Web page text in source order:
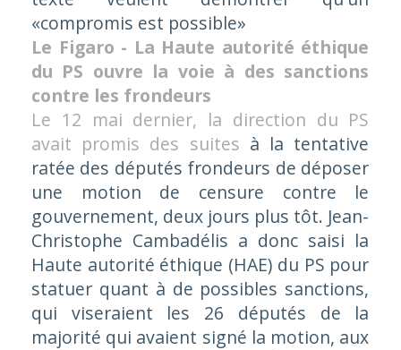
«compromis est possible»
Le Figaro - La Haute autorité éthique
du PS ouvre la voie à des sanctions
contre les frondeurs
Le 12 mai dernier, la direction du PS
avait promis des suites à la tentative
ratée des députés frondeurs de déposer
une motion de censure contre le
gouvernement, deux jours plus tôt. Jean-
Christophe Cambadélis a donc saisi la
Haute autorité éthique (HAE) du PS pour
statuer quant à de possibles sanctions,
qui viseraient les 26 députés de la
majorité qui avaient signé la motion, aux